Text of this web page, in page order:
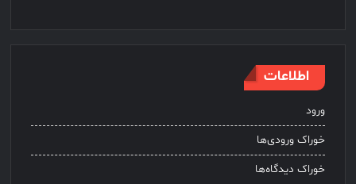
اطلاعات
ورود
خوراک ورودی‌ها
خوراک دیدگاه‌ها